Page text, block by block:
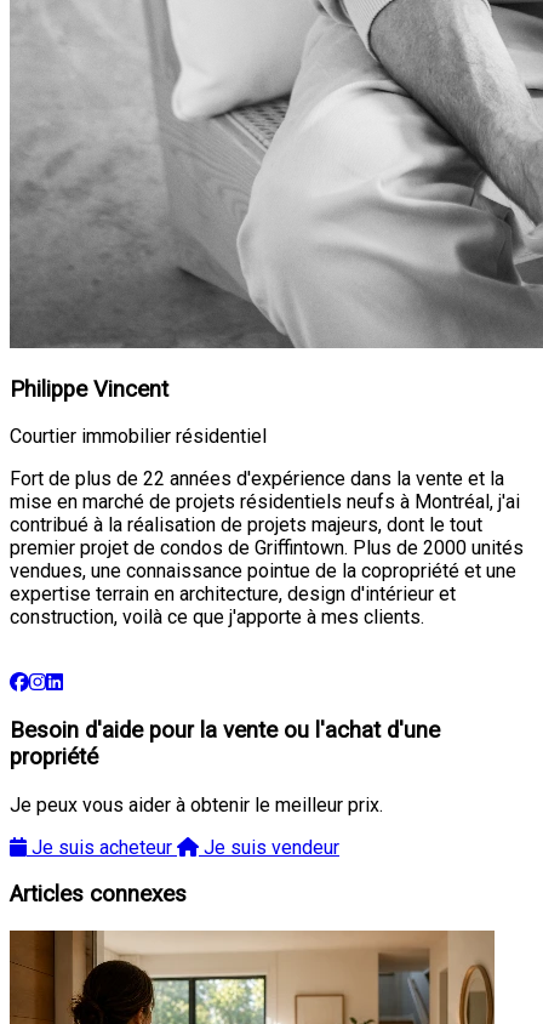
Philippe Vincent
Courtier immobilier résidentiel
Fort de plus de 22 années d'expérience dans la vente et la
mise en marché de projets résidentiels neufs à Montréal, j'ai
contribué à la réalisation de projets majeurs, dont le tout
premier projet de condos de Griffintown. Plus de 2000 unités
vendues, une connaissance pointue de la copropriété et une
expertise terrain en architecture, design d'intérieur et
construction, voilà ce que j'apporte à mes clients.
Besoin d'aide pour la vente ou l'achat d'une
propriété
Je peux vous aider à obtenir le meilleur prix.
Je suis acheteur
Je suis vendeur
Articles connexes